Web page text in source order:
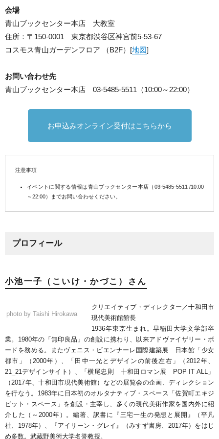
会場
青山ブックセンター本店 大教室
住所：〒150-0001 東京都渋谷区神宮前5-53-67
コスモス青山ガーデンフロア （B2F）[地図]
お問い合わせ先
青山ブックセンター本店 03-5485-5511（10:00～22:00）
お申込みオンライン受付はこちらから
注意事項
イベントに関する情報は青山ブックセンター本店（03-5485-5511 /10:00
～22:00）までお問い合わせください。
プロフィール
小池一子（こいけ・かづこ）さん
photo by Taishi Hirokawa
クリエイティブ・ディレクター／十和田市
現代美術館館長
1936年東京生まれ。早稲田大学文学部卒
業。1980年の「無印良品」の創設に携わり、以来アドヴァイザリー・ボ
ードを務める。またヴェニス・ビエンナーレ国際建築展 日本館「少女
都市」（2000年）、「田中一光とデザインの前後左右」（2012年、
21_21デザインサイト）、「横尾忠則 十和田ロマン展 POP IT ALL」
（2017年、十和田市現代美術館）などの展覧会の企画、ディレクション
を行なう。1983年に日本初のオルタナティブ・スペース「佐賀町エキジ
ビット・スペース」を創設・主宰し、多くの現代美術作家を国内外に紹
介した（～2000年）。編著、訳書に『三宅一生の発想と展開』（平凡
社、1978年）、『アイリーン・グレイ』（みすず書房、2017年）をはじ
め多数。武蔵野美術大学名誉教授。